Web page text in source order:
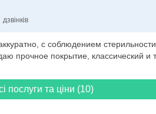
дзвінків
с соблюдением
прочное покрытие, классический и
послуги та ціни (10)